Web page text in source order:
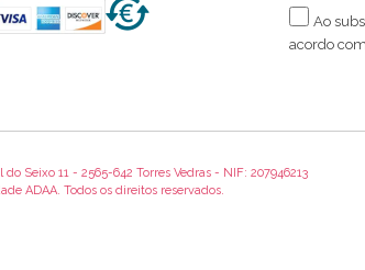
Rosa Medeiros
satisfeita com os produtos
a comprar na vossa loja, têm excelentes
Morais
Ao
acordo
Seixo 11 - 2565-642 Torres Vedras - NIF: 207946213
ADAA. Todos os direitos reservados.